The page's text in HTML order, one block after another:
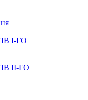
І-ГО
ІІ-ГО